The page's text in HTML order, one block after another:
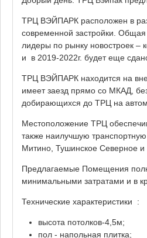
ТРЦ ВЭЙПАРК расположен в
современной застройки.
лидеры по рынку новостроек
и в 2019-2022г. будет еще
ТРЦ ВЭЙПАРК находится на
имеет заезд прямо со МКАД,
добирающихся до ТРЦ на
Местоположение ТРЦ
также наилучшую
Митино, Тушинское Северное
Предлагаемые Помещения
минимальными затратами и в
Технические характеристики :
высота потолков-4,5м;
пол - напольная плитка;